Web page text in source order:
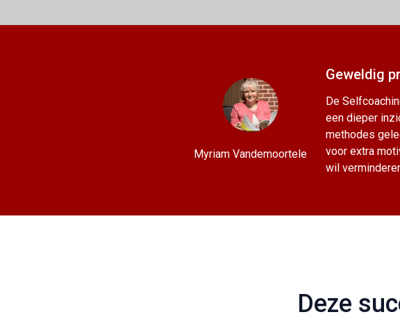
Myriam Vandemoortele
Geweldig
De
een dieper
methodes
voor extra
wil
Deze